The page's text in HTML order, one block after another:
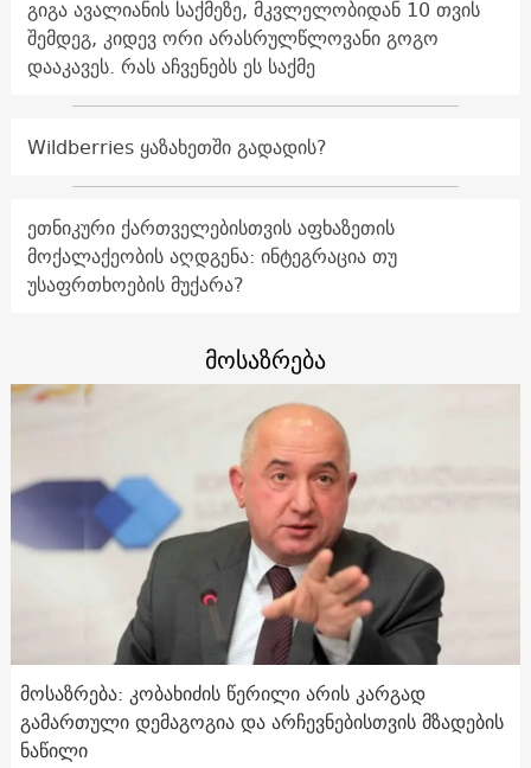
გიგა ავალიანის საქმეზე, მკვლელობიდან 10 თვის
შემდეგ, კიდევ ორი არასრულწლოვანი გოგო
დააკავეს. რას აჩვენებს ეს საქმე
Wildberries ყაზახეთში გადადის?
ეთნიკური ქართველებისთვის აფხაზეთის
მოქალაქეობის აღდგენა: ინტეგრაცია თუ
უსაფრთხოების მუქარა?
მოსაზრება
მოსაზრება: კობახიძის წერილი არის კარგად
გამართული დემაგოგია და არჩევნებისთვის მზადების
ნაწილი